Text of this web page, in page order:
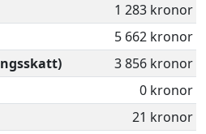
1 283 kronor
5 662 kronor
3 856 kronor
0 kronor
21 kronor